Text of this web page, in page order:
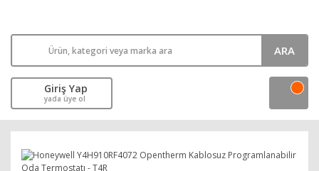
ARA
Giriş Yap
yada üye ol